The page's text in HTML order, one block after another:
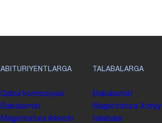
ABITURIYENTLARGA
Qabul komissiyasi
Bakalavriat
Magistratura
Ikkinchi
TALABALARGA
Bakalavriat
Magistratura Xorijiy
talabalar